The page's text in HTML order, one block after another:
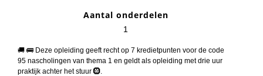
Aantal onderdelen
1
🚚 🚌 Deze opleiding geeft recht op 7 kredietpunten voor de code
95 nascholingen van thema 1 en geldt als opleiding met drie uur
praktijk achter het stuur 🛞.